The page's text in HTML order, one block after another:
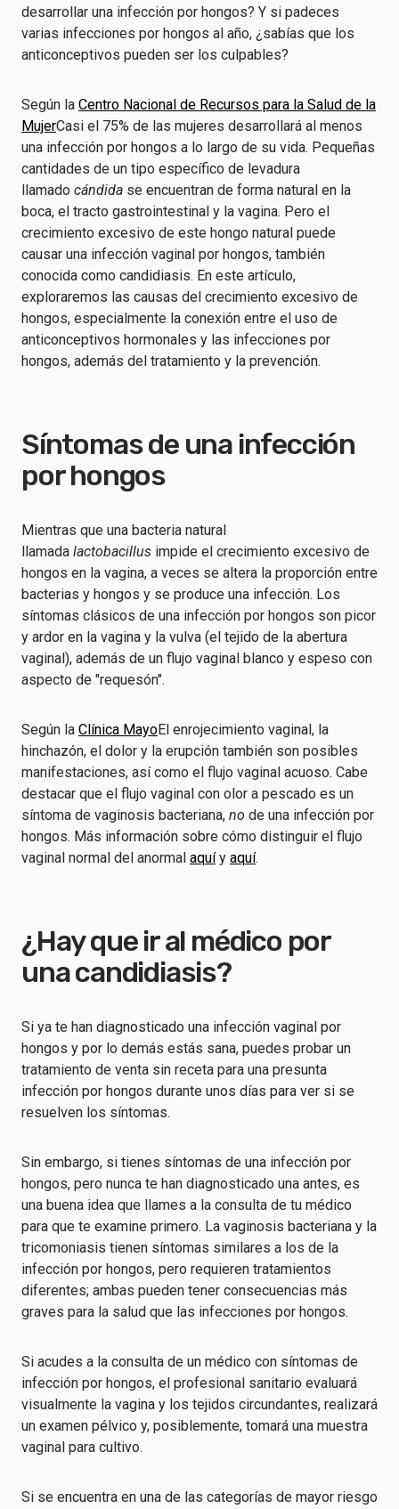
desarrollar una infección por hongos? Y si padeces
varias infecciones por hongos al año, ¿sabías que los
anticonceptivos pueden ser los culpables?
Según la Centro Nacional de Recursos para la Salud de la
MujerCasi el 75% de las mujeres desarrollará al menos
una infección por hongos a lo largo de su vida. Pequeñas
cantidades de un tipo específico de levadura
llamado cándida se encuentran de forma natural en la
boca, el tracto gastrointestinal y la vagina. Pero el
crecimiento excesivo de este hongo natural puede
causar una infección vaginal por hongos, también
conocida como candidiasis. En este artículo,
exploraremos las causas del crecimiento excesivo de
hongos, especialmente la conexión entre el uso de
anticonceptivos hormonales y las infecciones por
hongos, además del tratamiento y la prevención.
Síntomas de una infección
por hongos
Mientras que una bacteria natural
llamada lactobacillus impide el crecimiento excesivo de
hongos en la vagina, a veces se altera la proporción entre
bacterias y hongos y se produce una infección. Los
síntomas clásicos de una infección por hongos son picor
y ardor en la vagina y la vulva (el tejido de la abertura
vaginal), además de un flujo vaginal blanco y espeso con
aspecto de "requesón".
Según la Clínica MayoEl enrojecimiento vaginal, la
hinchazón, el dolor y la erupción también son posibles
manifestaciones, así como el flujo vaginal acuoso. Cabe
destacar que el flujo vaginal con olor a pescado es un
síntoma de vaginosis bacteriana, no de una infección por
hongos. Más información sobre cómo distinguir el flujo
vaginal normal del anormal aquíy aquí.
¿Hay que ir al médico por
una candidiasis?
Si ya te han diagnosticado una infección vaginal por
hongos y por lo demás estás sana, puedes probar un
tratamiento de venta sin receta para una presunta
infección por hongos durante unos días para ver si se
resuelven los síntomas.
Sin embargo, si tienes síntomas de una infección por
hongos, pero nunca te han diagnosticado una antes, es
una buena idea que llames a la consulta de tu médico
para que te examine primero. La vaginosis bacteriana y la
tricomoniasis tienen síntomas similares a los de la
infección por hongos, pero requieren tratamientos
diferentes; ambas pueden tener consecuencias más
graves para la salud que las infecciones por hongos.
Si acudes a la consulta de un médico con síntomas de
infección por hongos, el profesional sanitario evaluará
visualmente la vagina y los tejidos circundantes, realizará
un examen pélvico y, posiblemente, tomará una muestra
vaginal para cultivo.
Si se encuentra en una de las categorías de mayor riesgo